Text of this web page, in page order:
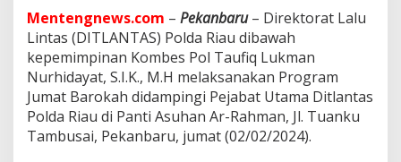
e
m
b
a
k
o
K
e
Mentengnews.com – Pekanbaru– Direktorat Lalu
Lintas (DITLANTAS) Polda Riau dibawah
kepemimpinan Kombes Pol Taufiq Lukman
Nurhidayat, S.I.K., M.H melaksanakan Program
Jumat Barokah didampingi Pejabat Utama Ditlantas
Polda Riau di Panti Asuhan Ar-Rahman, Jl. Tuanku
Tambusai, Pekanbaru, jumat (02/02/2024).